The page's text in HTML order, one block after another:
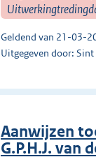
Geldend van 21-03-
Uitgegeven door:
Aanwijzen
G.P.H.J. van